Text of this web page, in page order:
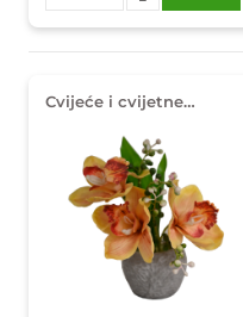
omiljene
Cvijeće i cvijetne